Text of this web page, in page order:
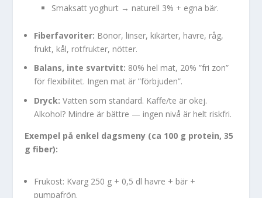
Smaksatt yoghurt → naturell 3% + egna bär.
Fiberfavoriter: Bönor, linser, kikärter, havre, råg,
frukt, kål, rotfrukter, nötter.
Balans, inte svartvitt: 80% hel mat, 20% ”fri zon”
för flexibilitet. Ingen mat är ”förbjuden”.
Dryck: Vatten som standard. Kaffe/te är okej.
Alkohol? Mindre är bättre — ingen nivå är helt riskfri.
Exempel på enkel dagsmeny (ca 100 g protein, 35
g fiber):
Frukost: Kvarg 250 g + 0,5 dl havre + bär +
pumpafrön.